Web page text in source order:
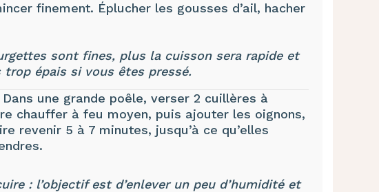
finement. Éplucher les gousses d’ail, hacher
sont fines, plus la cuisson sera rapide et
trop épais si vous êtes pressé.
Dans une grande poêle, verser 2 cuillères à
chauffer à feu moyen, puis ajouter les oignons,
revenir 5 à 7 minutes, jusqu’à ce qu’elles
: l’objectif est d’enlever un peu d’humidité et